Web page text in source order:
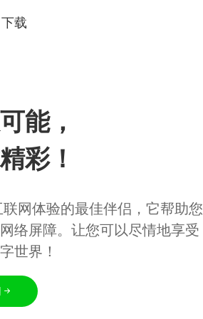
下载
能，
彩！
网体验的最佳伴侣，它帮助您
络屏障。让您可以尽情地享受
世界！